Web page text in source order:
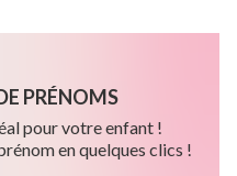
PRÉNOMS
pour votre enfant !
en quelques clics !